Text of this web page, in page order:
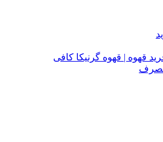
قهوه | قهوه گرنیکا کافی